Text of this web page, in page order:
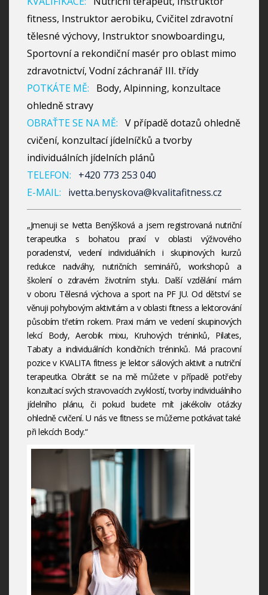
fitness, Instruktor aerobiku, Cvičitel zdravotní
tělesné výchovy, Instruktor snowboardingu,
Sportovní a rekondiční masér pro oblast mimo
zdravotnictví, Vodní záchranář III. třídy
POTKÁTE MĚ:
Body, Alpinning, konzultace
ohledně stravy
OBRAŤTE SE NA MĚ: V případě dotazů ohledně
cvičení, konzultací jídelníčků a tvorby
individuálních jídelních plánů
TELEFON:
+420 773 253 040
E-MAIL:
ivetta.benyskova@kvalitafitness.cz
„Jmenuji se Ivetta Benýšková a jsem registrovaná nutriční
terapeutka s bohatou praxí v oblasti výživového
poradenství, vedení individuálních i skupinových kurzů
redukce nadváhy, nutričních seminářů, workshopů a
školení o zdravém životním stylu. Další vzdělání mám
v oboru Tělesná výchova a sport na PF JU. Od dětství se
věnuji pohybovým aktivitám a v oblasti fitness a lektorování
působím třetím rokem. Praxi mám ve vedení skupinových
lekcí Body, Aerobik mixu, Kruhových tréninků, Pilates,
Tabaty a individuálních kondičních tréninků. Má pracovní
pozice v KVALITA fitness je lektor sálových aktivit a nutriční
terapeutka. Obrátit se na mě můžete v případě potřeby
konzultací svých stravovacích zvyklostí, tvorby individuálního
jídelního plánu, či pokud budete mít jakékoliv otázky
ohledně cvičení. U nás ve fitness se můžeme potkávat také
při lekcích Body.“